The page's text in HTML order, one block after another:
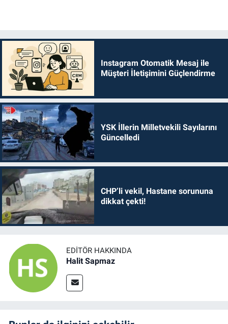
Instagram Otomatik Mesaj ile
Müşteri İletişimini Güçlendirme
YSK İllerin Milletvekili Sayılarını
Güncelledi
CHP’li vekil, Hastane sorununa
dikkat çekti!
EDITÖR HAKKINDA
Halit Sapmaz